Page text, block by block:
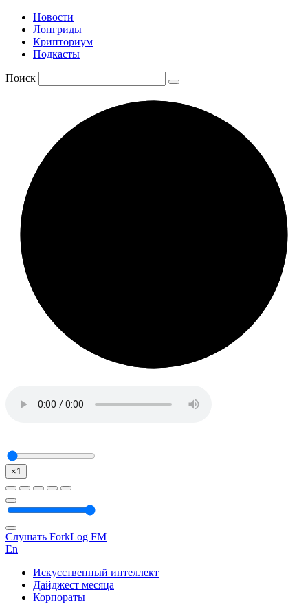
Новости
Лонгриды
Крипториум
Подкасты
Поиск
×1
Слушать ForkLog FM
En
Искусственный интеллект
Дайджест месяца
Корпораты